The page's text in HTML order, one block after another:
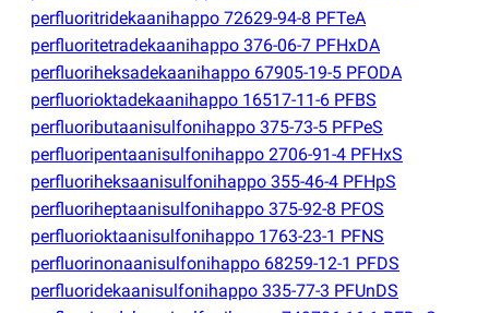
perfluoritridekaanihappo 72629-94-8 PFTeA
perfluoritetradekaanihappo 376-06-7 PFHxDA
perfluoriheksadekaanihappo 67905-19-5 PFODA
perfluorioktadekaanihappo 16517-11-6 PFBS
perfluoributaanisulfonihappo 375-73-5 PFPeS
perfluoripentaanisulfonihappo 2706-91-4 PFHxS
perfluoriheksaanisulfonihappo 355-46-4 PFHpS
perfluoriheptaanisulfonihappo 375-92-8 PFOS
perfluorioktaanisulfonihappo 1763-23-1 PFNS
perfluorinonaanisulfonihappo 68259-12-1 PFDS
perfluoridekaanisulfonihappo 335-77-3 PFUnDS